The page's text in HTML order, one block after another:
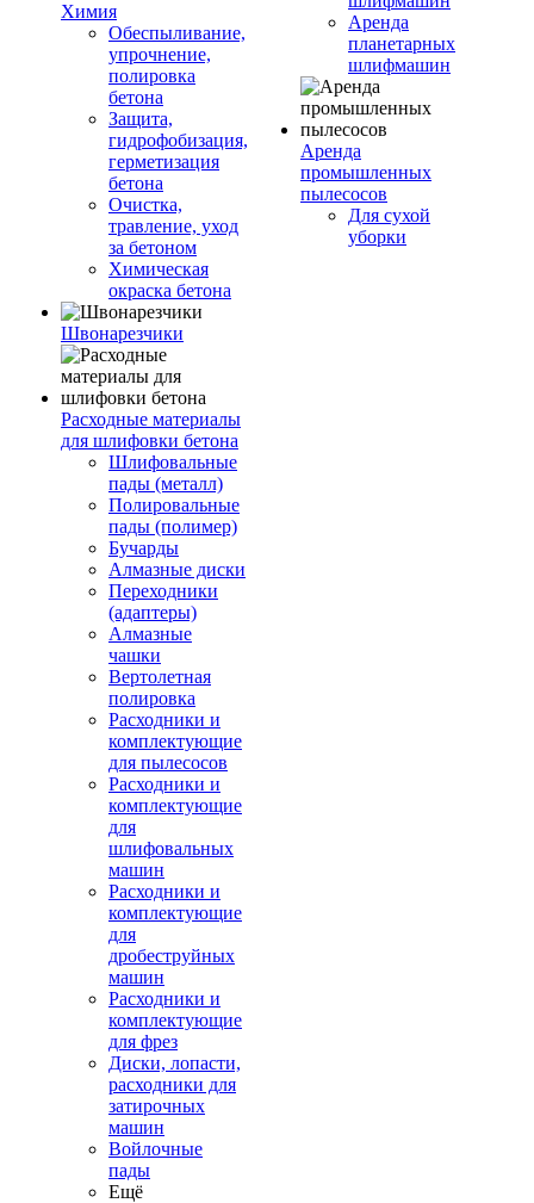
Химия
Обеспыливание,
упрочнение,
полировка
бетона
Защита,
гидрофобизация,
герметизация
бетона
Очистка,
травление, уход
за бетоном
Химическая
окраска бетона
Швонарезчики
Расходные материалы
для шлифовки бетона
Шлифовальные
пады (металл)
Полировальные
пады (полимер)
Бучарды
Алмазные диски
Переходники
(адаптеры)
Алмазные
чашки
Вертолетная
полировка
Расходники и
комплектующие
для пылесосов
Расходники и
комплектующие
для
шлифовальных
машин
Расходники и
комплектующие
для
дробеструйных
машин
Расходники и
комплектующие
для фрез
Диски, лопасти,
расходники для
затирочных
машин
Войлочные
пады
Ещё
Аренда
планетарных
шлифмашин
Аренда
промышленных
пылесосов
Для сухой
уборки